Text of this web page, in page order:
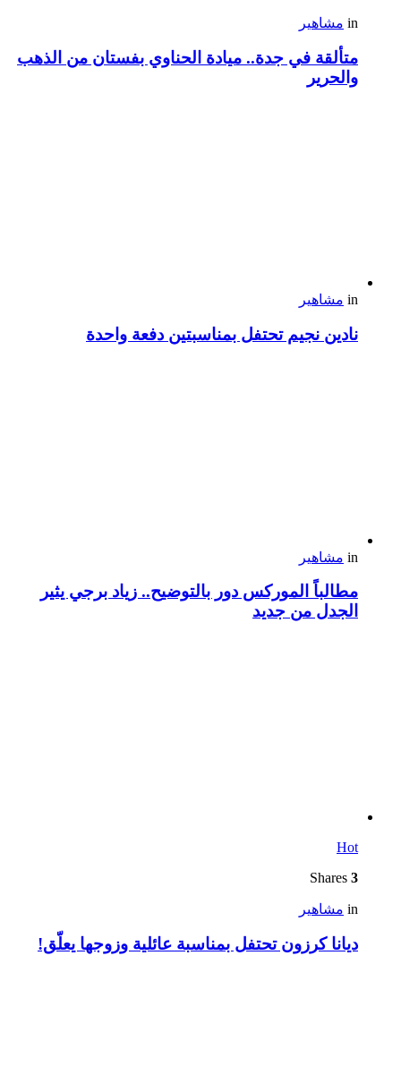
in مشاهير
متألقة في جدة.. ميادة الحناوي بفستان من الذهب
والحرير
in مشاهير
نادين نجيم تحتفل بمناسبتين دفعة واحدة
in مشاهير
مطالباً الموركس دور بالتوضيح.. زياد برجي يثير
الجدل من جديد
Hot
3
in مشاهير
ديانا كرزون تحتفل بمناسبة عائلية وزوجها يعلّق!